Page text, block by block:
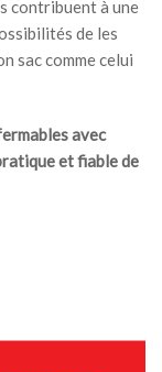
contribuent à une
de les
sac comme celui
avec
et fiable de